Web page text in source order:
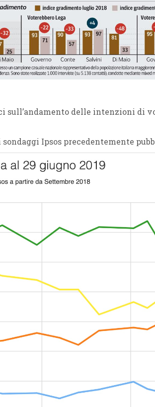
sull’andamento delle intenzioni di
sondaggi Ipsos precedentemente